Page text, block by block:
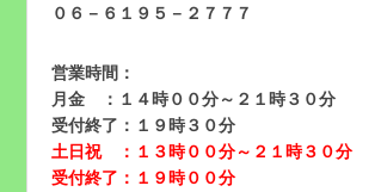
０６－６１９５－２７７７
営業時間：
月金 ：１４時００分～２１時３０分
受付終了：１９時３０分
土日祝 ：１３時００分～２１時３０分
受付終了：１９時００分